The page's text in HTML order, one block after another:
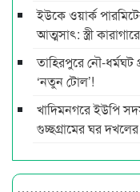
ইউকে ওয়ার্ক
আত্মসাৎ: স্ত্রী
তাহিরপুরে নৌ-ধর্মঘট
‘নতুন টোল’!
খাদিমনগরে ইউপি
গুচ্ছগ্রামের ঘর
………………………..